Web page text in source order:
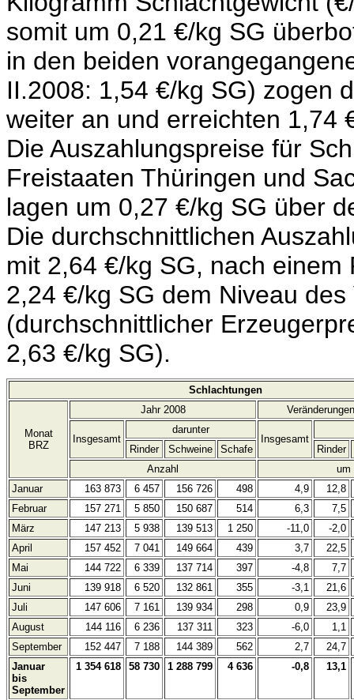
somit um 0,21 €/kg SG
in den beiden
II.2008: 1,54 €/kg SG) zogen
weiter an und erreichten 1,74
Die Auszahlungspreise für
Freistaaten Thüringen und
lagen um 0,27 €/kg SG über
Die durchschnittlichen
mit 2,64 €/kg SG, nach
2,24 €/kg SG dem Niveau
(durchschnittlicher
2,63 €/kg SG).
Schlachtungen
Monat
BRZ
Jahr 2008
Insgesamt
darunter
Insgesamt
Rinder
Schweine Schafe
Rinder
Anzahl
um
Januar
163 873 6 457 156 726 498 4,9
12,8
Februar
157 271 5 850 150 687 514 6,3
7,5
März
147 213 5 938 139 513 1 250 -11,0
-2,0
April
157 452 7 041 149 664 439 3,7
22,5
Mai
144 722 6 339 137 714 397 -4,8
7,7
Juni
139 918 6 520 132 861 355 -3,1
21,6
Juli
147 606 7 161 139 934 298 0,9
23,9
August
144 116 6 236 137 311 323 -6,0
1,1
September
152 447 7 188 144 389 562 2,7
24,7
Januar
bis
September
1 354 618 58 730 1 288 799 4 636 -0,8 13,1